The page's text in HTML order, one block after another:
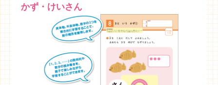
かず・けいさん